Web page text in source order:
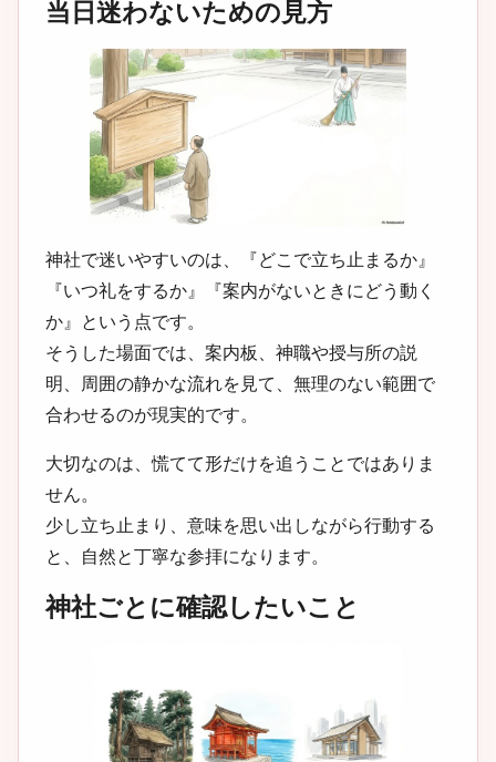
当日迷わないための見方
神社で迷いやすいのは、『どこで立ち止まるか』
『いつ礼をするか』『案内がないときにどう動く
か』という点です。
そうした場面では、案内板、神職や授与所の説
明、周囲の静かな流れを見て、無理のない範囲で
合わせるのが現実的です。
大切なのは、慌てて形だけを追うことではありま
せん。
少し立ち止まり、意味を思い出しながら行動する
と、自然と丁寧な参拝になります。
神社ごとに確認したいこと